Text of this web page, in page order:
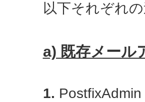
以下それぞれ
a) 既存メール
1. PostfixAdmin